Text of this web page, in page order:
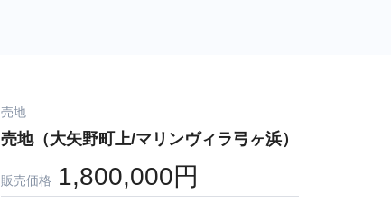
売地
売地（大矢野町上/マリンヴィラ弓ヶ浜）
販売価格 1,800,000円